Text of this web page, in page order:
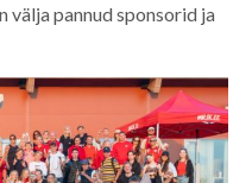
välja pannud sponsorid ja